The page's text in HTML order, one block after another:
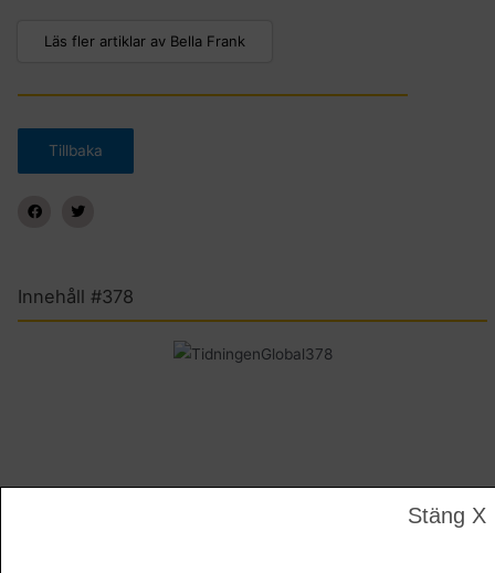
Läs fler artiklar av Bella Frank
Innehåll #378
Stäng X